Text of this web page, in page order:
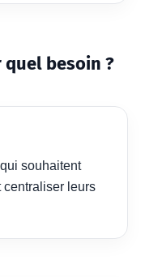
besoin ?
souhaitent
centraliser leurs